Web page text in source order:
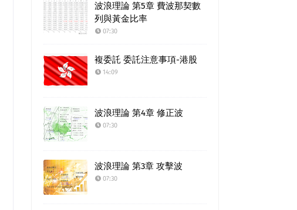
波浪理論 第5章 費波那契數
列與黃金比率
07:30
複委託 委託注意事項-港股
14:09
波浪理論 第4章 修正波
07:30
波浪理論 第3章 攻擊波
07:30